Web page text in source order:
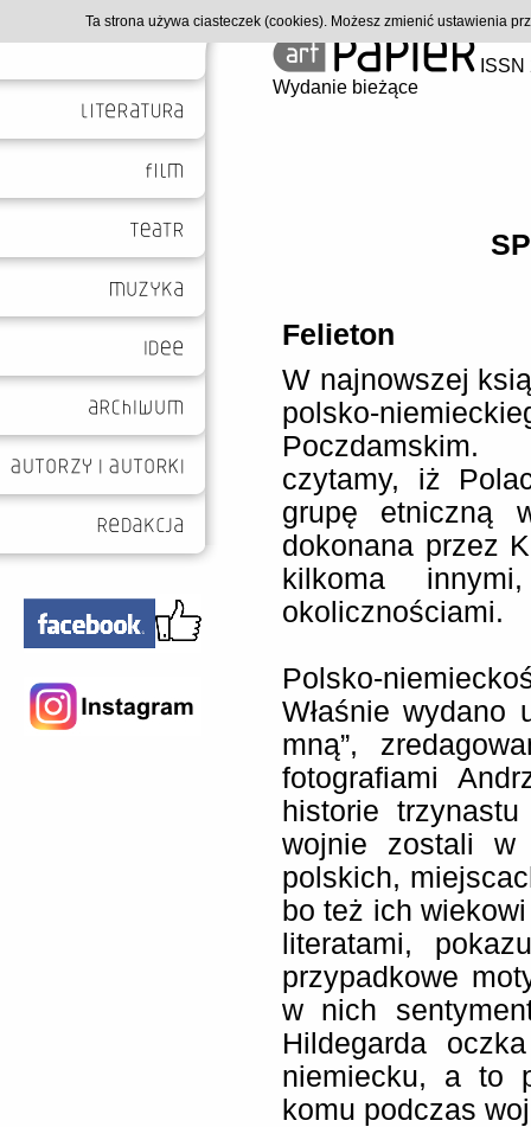
Wydanie bieżące
Felieton
W najnowszej
polsko-
czytamy, iż
grupę etniczną
dokonana przez
kilkoma
okolicznościami.
Polsko-
Właśnie wydano
mną”,
fotografiami
historie
wojnie zostali
polskich,
bo też ich
literatami,
przypadkowe
w nich
Hildegarda
niemiecku, a to
komu podczas
Ta strona używa ciasteczek (cookies). Możesz zmienić ustawienia